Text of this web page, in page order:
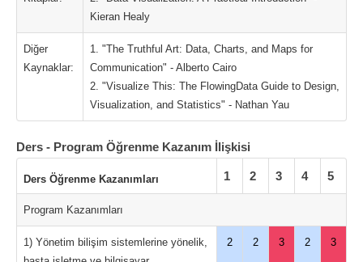
Kieran Healy
Diğer
Kaynaklar:
1. "The Truthful Art: Data, Charts, and Maps for
Communication" - Alberto Cairo
2. "Visualize This: The FlowingData Guide to Design,
Visualization, and Statistics" - Nathan Yau
Ders - Program Öğrenme Kazanım İlişkisi
Ders Öğrenme Kazanımları 1 2 3 4 5
Program Kazanımları
1) Yönetim bilişim sistemlerine yönelik,
2 2 3 2 3